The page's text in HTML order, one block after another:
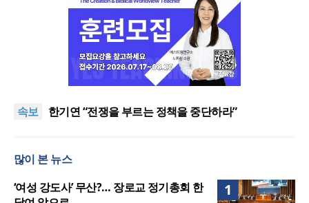
속보
“한국 복음의 시작에는 미국보다 먼저 일본이 있었습
주길”
한기연 “전쟁을 부르는 정책을 중단하라”
성회 위해 협력
“한국 복음의 시작에는 미국보다 먼저 일본이 있었습
“기도로 시작한 스틸 美 대사, 한미동맹의 가교 되어
주길”
많이 본 뉴스
1
‘여성 강도사’ 무산?… 장로교 정기총회 한